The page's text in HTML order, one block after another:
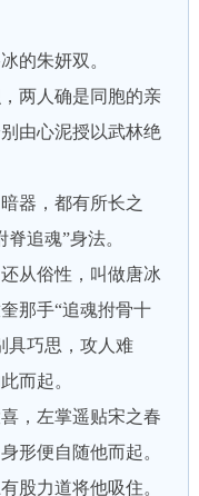
的朱妍双。
两人确是同胞的亲
由心泥授以武林绝
器，都有所长之
追魂”身法。
从俗性，叫做唐冰
那手“追魂拊骨十
具巧思，攻人难
而起。
，左掌遥贴宋之春
形便自随他而起。
力道将他吸住。